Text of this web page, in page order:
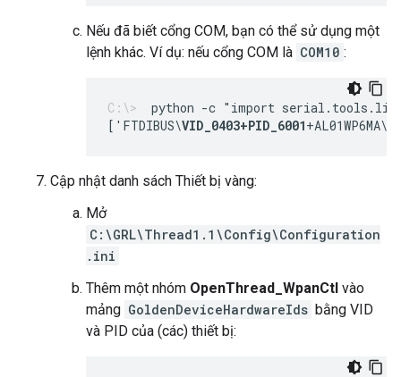
Nếu đã biết cổng COM, bạn có thể sử dụng một
lệnh khác. Ví dụ: nếu cổng COM là COM10 :
python -c "import
['FTDIBUS\VID_0403+PID_6001
Cập nhật danh sách Thiết bị vàng:
Mở
C:\GRL\Thread1.1\Config\Configuration
.ini
Thêm một nhóm OpenThread_WpanCtl vào
mảng GoldenDeviceHardwareIds bằng VID
và PID của (các) thiết bị: